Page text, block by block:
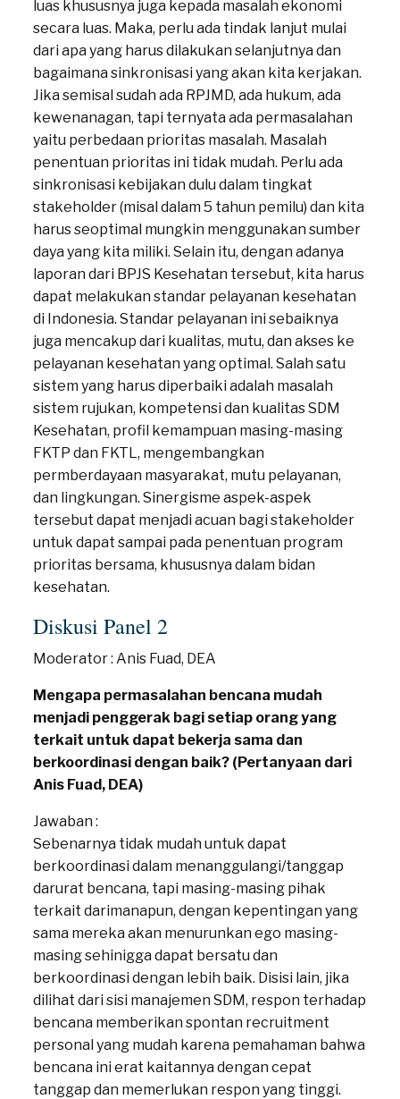
luas khususnya juga kepada masalah ekonomi
secara luas. Maka, perlu ada tindak lanjut mulai
dari apa yang harus dilakukan selanjutnya dan
bagaimana sinkronisasi yang akan kita kerjakan.
Jika semisal sudah ada RPJMD, ada hukum, ada
kewenanagan, tapi ternyata ada permasalahan
yaitu perbedaan prioritas masalah. Masalah
penentuan prioritas ini tidak mudah. Perlu ada
sinkronisasi kebijakan dulu dalam tingkat
stakeholder (misal dalam 5 tahun pemilu) dan kita
harus seoptimal mungkin menggunakan sumber
daya yang kita miliki. Selain itu, dengan adanya
laporan dari BPJS Kesehatan tersebut, kita harus
dapat melakukan standar pelayanan kesehatan
di Indonesia. Standar pelayanan ini sebaiknya
juga mencakup dari kualitas, mutu, dan akses ke
pelayanan kesehatan yang optimal. Salah satu
sistem yang harus diperbaiki adalah masalah
sistem rujukan, kompetensi dan kualitas SDM
Kesehatan, profil kemampuan masing-masing
FKTP dan FKTL, mengembangkan
permberdayaan masyarakat, mutu pelayanan,
dan lingkungan. Sinergisme aspek-aspek
tersebut dapat menjadi acuan bagi stakeholder
untuk dapat sampai pada penentuan program
prioritas bersama, khususnya dalam bidan
kesehatan.
Diskusi Panel 2
Moderator : Anis Fuad, DEA
Mengapa permasalahan bencana mudah
menjadi penggerak bagi setiap orang yang
terkait untuk dapat bekerja sama dan
berkoordinasi dengan baik? (Pertanyaan dari
Anis Fuad, DEA)
Jawaban :
Sebenarnya tidak mudah untuk dapat
berkoordinasi dalam menanggulangi/tanggap
darurat bencana, tapi masing-masing pihak
terkait darimanapun, dengan kepentingan yang
sama mereka akan menurunkan ego masing-
masing sehinigga dapat bersatu dan
berkoordinasi dengan lebih baik. Disisi lain, jika
dilihat dari sisi manajemen SDM, respon terhadap
bencana memberikan spontan recruitment
personal yang mudah karena pemahaman bahwa
bencana ini erat kaitannya dengan cepat
tanggap dan memerlukan respon yang tinggi.